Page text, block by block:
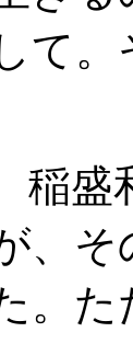
て。
稲盛
、
。